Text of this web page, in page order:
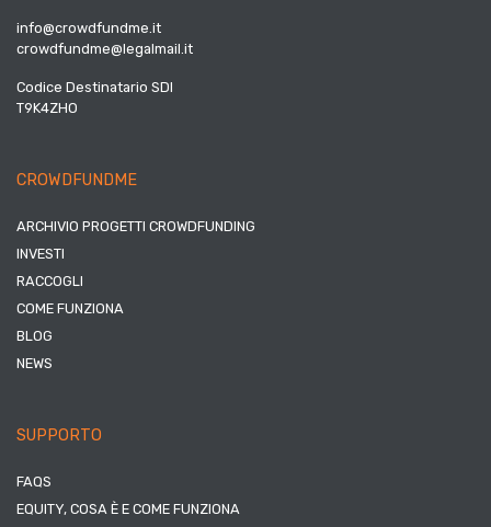
info@crowdfundme.it
crowdfundme@legalmail.it
Codice Destinatario SDI
T9K4ZHO
CROWDFUNDME
ARCHIVIO PROGETTI CROWDFUNDING
INVESTI
RACCOGLI
COME FUNZIONA
BLOG
NEWS
SUPPORTO
FAQS
EQUITY, COSA È E COME FUNZIONA